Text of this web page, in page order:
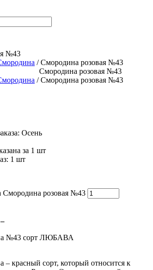
№43
/ Смородина розовая №43
Смородина розовая №43
/ Смородина розовая №43
Осень
за 1 шт
1 шт
Смородина розовая №43
№43 сорт ЛЮБАВА
красный сорт, который относится к